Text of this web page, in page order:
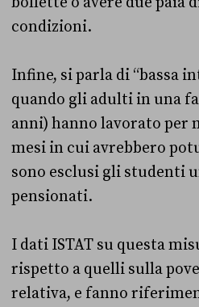
condizioni.
Infine, si parla di “bassa
quando gli adulti in una
anni) hanno lavorato per
mesi in cui avrebbero
sono esclusi gli studenti
pensionati.
I dati ISTAT su questa
rispetto a quelli sulla
relativa, e fanno